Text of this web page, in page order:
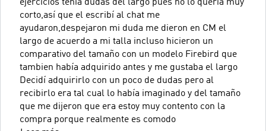
ejercicios tenía dudas del largo pues no lo quería muy
corto,así que el escribí al chat me
ayudaron,despejaron mi duda me dieron en CM el
largo de acuerdo a mi talla incluso hicieron un
comparativo del tamaño con un modelo Firebird que
tambien había adquirido antes y me gustaba el largo
Decidí adquirirlo con un poco de dudas pero al
recibirlo era tal cual lo había imaginado y del tamaño
que me dijeron que era estoy muy contento con la
compra porque realmente es comodo